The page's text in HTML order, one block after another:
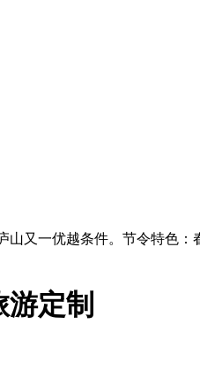
又一优越条件。节令特色
定制